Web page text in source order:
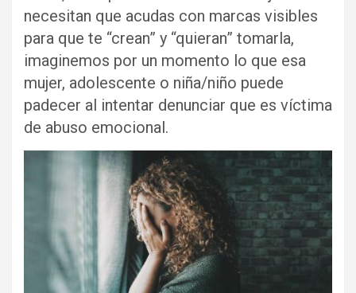
necesitan que acudas con marcas visibles
para que te “crean” y “quieran” tomarla,
imaginemos por un momento lo que esa
mujer, adolescente o niña/niño puede
padecer al intentar denunciar que es víctima
de abuso emocional.